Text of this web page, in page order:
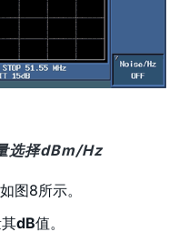
选择dBm/Hz
图8所示。
dB值。